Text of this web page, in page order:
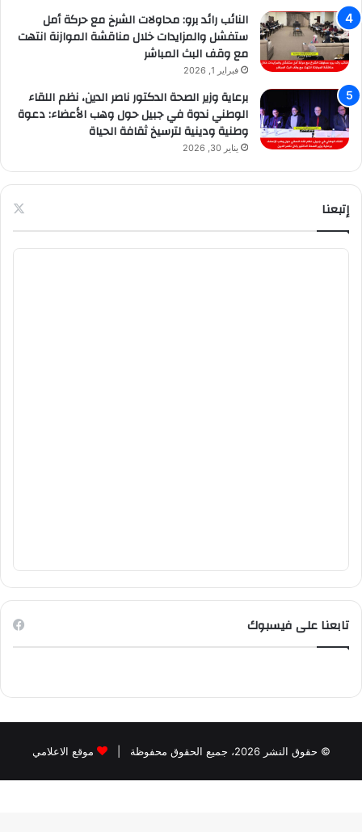
النائب رائد برو: محاولات الشرخ مع حركة أمل
ستفشل والمزايدات خلال مناقشة الموازنة انتهت
مع وقف البث المباشر
فبراير 1, 2026
برعاية وزير الصحة الدكتور ناصر الدين، نظم اللقاء
الوطني ندوة في جبيل حول وهب الأعضاء: دعوة
وطنية ودينية لترسيخ ثقافة الحياة
يناير 30, 2026
إتبعنا
تابعنا على فيسبوك
© حقوق النشر 2026، جميع الحقوق محفوظة | موقع الاعلامي